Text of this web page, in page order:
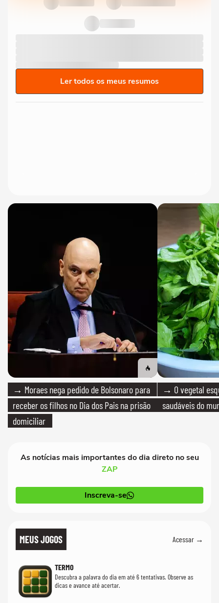
Ler todos os meus resumos
→ Moraes nega pedido de Bolsonaro para
receber os filhos no Dia dos Pais na prisão
domiciliar
→ O vegetal
saudáveis do
As notícias mais importantes do dia direto no seu
ZAP
Inscreva-se
MEUS JOGOS Acessar →
TERMO
Descubra a palavra do dia em até 6 tentativas. Observe as
dicas e avance até acertar.